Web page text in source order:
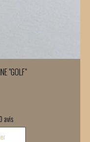
"GOLF"
0 avis